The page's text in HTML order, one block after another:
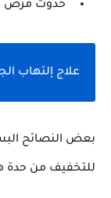
حدوث مرض
علاج إلتهاب
بعض النصائح
للتخفيف من حدة